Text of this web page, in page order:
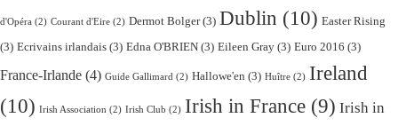
d'Opéra (2) Courant d'Eire (2) Dermot Bolger(3) Dublin (10) Easter Rising
(3) Ecrivains irlandais (3) Edna O'BRIEN (3) Eileen Gray (3) Euro 2016 (3)
France-Irlande (4) Guide Gallimard (2) Hallowe'en (3) Huître (2) Ireland
(10) Irish Association (2) Irish Club (2) Irish in France (9) Irish in